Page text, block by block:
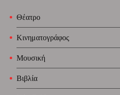
Θέατρο
Κινηματογράφος
Μουσική
Βιβλία